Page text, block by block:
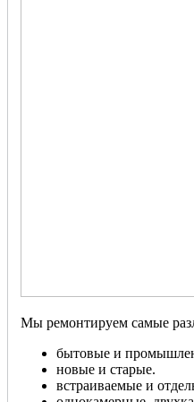
Мы ремонтируем самые
бытовые и
новые и старые.
встраиваемые и